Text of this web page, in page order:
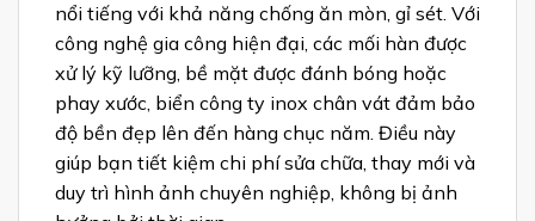
nổi tiếng với khả năng chống ăn mòn, gỉ sét. Với
công nghệ gia công hiện đại, các mối hàn được
xử lý kỹ lưỡng, bề mặt được đánh bóng hoặc
phay xước, biển công ty inox chân vát đảm bảo
độ bền đẹp lên đến hàng chục năm. Điều này
giúp bạn tiết kiệm chi phí sửa chữa, thay mới và
duy trì hình ảnh chuyên nghiệp, không bị ảnh